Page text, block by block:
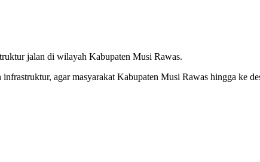
jalan di wilayah Kabupaten Musi Rawas.
agar masyarakat Kabupaten Musi Rawas hingga ke